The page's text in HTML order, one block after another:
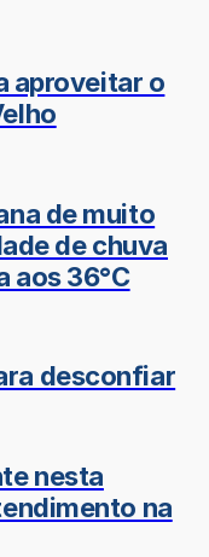
aproveitar o
de muito
de chuva
aos 36°C
desconfiar
nesta
na